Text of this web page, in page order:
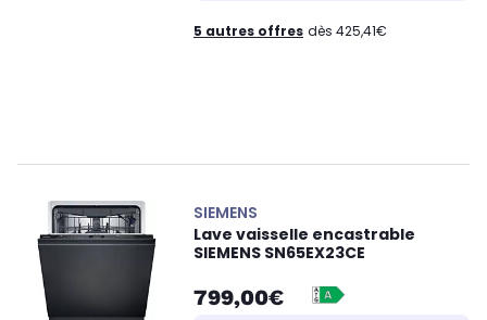
5 autres offres dès 425,41€
SIEMENS
Lave vaisselle encastrable
SIEMENS SN65EX23CE
799,00€